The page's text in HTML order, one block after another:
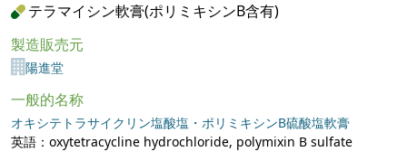
テラマイシン軟膏(ポリミキシンB含有)
製造販売元
陽進堂
一般的名称
オキシテトラサイクリン塩酸塩・ポリミキシンB硫酸塩軟膏
英語：oxytetracycline hydrochloride, polymixin B sulfate